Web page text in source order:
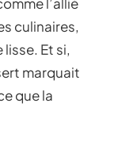
culinaires,
Et si,
marquait
que la